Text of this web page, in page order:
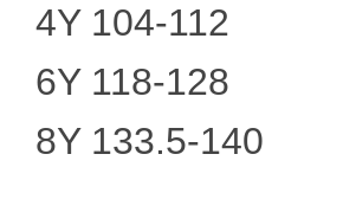
4Y 104-112
6Y 118-128
8Y 133.5-140